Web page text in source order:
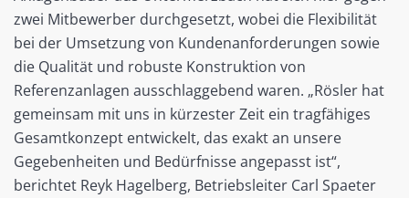
zwei Mitbewerber durchgesetzt, wobei die Flexibilität
bei der Umsetzung von Kundenanforderungen sowie
die Qualität und robuste Konstruktion von
Referenzanlagen ausschlaggebend waren. „Rösler hat
gemeinsam mit uns in kürzester Zeit ein tragfähiges
Gesamtkonzept entwickelt, das exakt an unsere
Gegebenheiten und Bedürfnisse angepasst ist“,
berichtet Reyk Hagelberg, Betriebsleiter Carl Spaeter